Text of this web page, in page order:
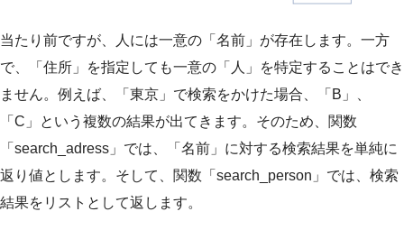
当たり前ですが、人には一意の「名前」が存在します。一方
で、「住所」を指定しても一意の「人」を特定することはでき
ません。例えば、「東京」で検索をかけた場合、「B」、
「C」という複数の結果が出てきます。そのため、関数
「search_adress」では、「名前」に対する検索結果を単純に
返り値とします。そして、関数「search_person」では、検索
結果をリストとして返します。